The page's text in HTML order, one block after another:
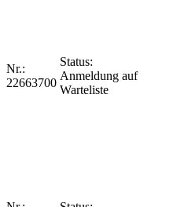
Nr.:
22663700
Status:
Anmeldung auf
Warteliste